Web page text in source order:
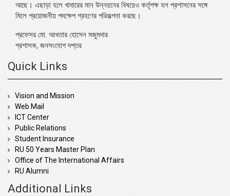
আছে। এছাড়া হলে খাবারের মান উন্নয়নের বিষয়েও কর্তৃপক্ষ হল প্রশাসনের সঙ্গে
মিলে প্রয়োজনীয় পদক্ষেপ গ্রহণের পরিকল্পনা করছে।
প্রফেসর মো. আখতার হোসেন মজুমদার
প্রশাসক, জনসংযোগ দপ্তর
Quick Links
Vision and Mission
Web Mail
ICT Center
Public Relations
Student Insurance
RU 50 Years Master Plan
Office of The International Affairs
RU Alumni
Additional Links